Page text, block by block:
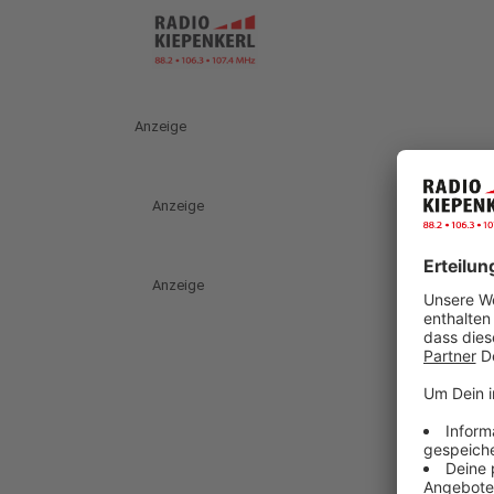
Anzeige
Anzeige
Anzeige